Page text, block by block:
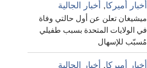
أخبار أميركا, أخبار الجالية
ميشيغان تعلن عن أول حالتي وفاة
في الولايات المتحدة بسبب طفيلي
مُسبّب للإسهال
أخبار أميركا, أخبار الجالية